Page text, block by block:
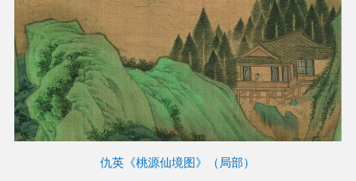
仇英《桃源仙境图》（局部）